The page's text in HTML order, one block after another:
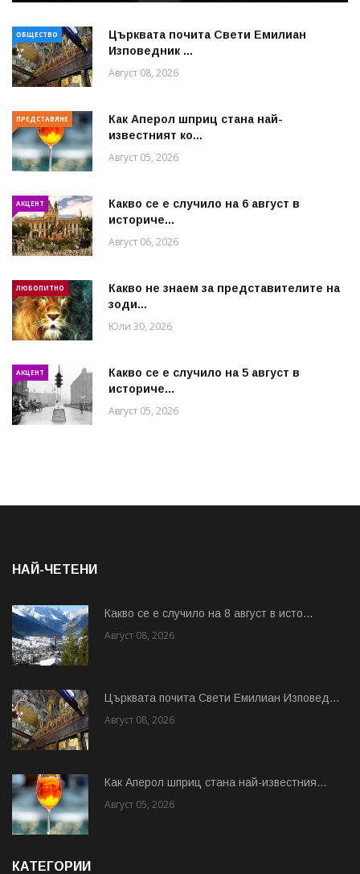
ОБЩЕСТВО
Църквата почита Свeти Емилиан
Изповедник ...
Август 08, 2026
ПРЕДСТАВЯНЕ
Как Аперол шприц стана най-
известният ко...
Август 05, 2026
АКЦЕНТ
Какво се е случило на 6 август в
историче...
Август 06, 2026
ЛЮБОПИТНО
Какво не знаем за представителите на
зоди...
Юли 30, 2026
АКЦЕНТ
Какво се е случило на 5 август в
историче...
Август 05, 2026
НАЙ-ЧЕТЕНИ
Какво се е случило на 8 август в исто...
Август 08, 2026
Църквата почита Свeти Емилиан Изповед...
Август 08, 2026
Как Аперол шприц стана най-известния...
Август 05, 2026
КАТЕГОРИИ